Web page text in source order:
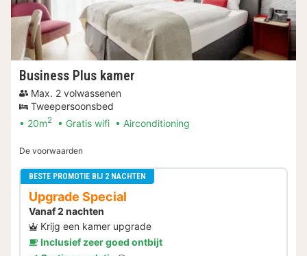
Business Plus kamer
Max. 2 volwassenen
Tweepersoonsbed
20m2 Gratis wifi Airconditioning
De voorwaarden
BESTE PROMOTIE BIJ 2 NACHTEN
Upgrade Special
Vanaf 2 nachten
Krijg een kamer upgrade
Inclusief zeer goed ontbijt